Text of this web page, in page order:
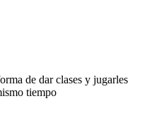
de dar clases y jugarles
tiempo